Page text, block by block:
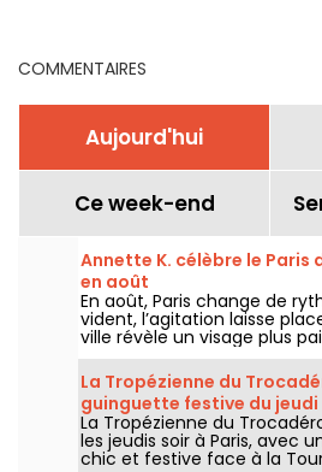
COMMENTAIRES
Aujourd'hui
Ce week-end
Annette K. célèbre le Paris
en août
En août, Paris change de
vident, l’agitation laisse
ville révèle un visage plus
Annette K., on profite de
unique pour prolonger
les pieds presque dans
à la rentrée.
La Tropézienne du
guinguette festive du jeudi
La Tropézienne du
les jeudis soir à Paris, avec
chic et festive face à la